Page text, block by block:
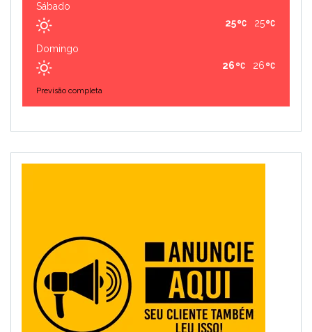
Sábado
25
25
Domingo
26
26
Previsão completa